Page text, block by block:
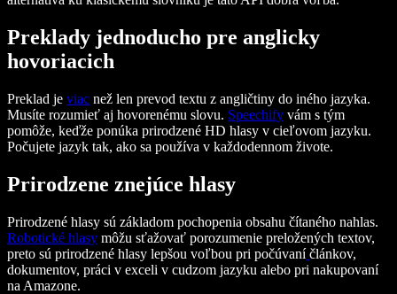
Preklady jednoducho pre anglicky
hovoriacich
Preklad je viac než len prevod textu z angličtiny do iného jazyka.
Musíte rozumieť aj hovorenému slovu. Speechify vám s tým
pomôže, keďže ponúka prirodzené HD hlasy v cieľovom jazyku.
Počujete jazyk tak, ako sa používa v každodennom živote.
Prirodzene znejúce hlasy
Prirodzené hlasy sú základom pochopenia obsahu čítaného nahlas.
Robotické hlasy môžu sťažovať porozumenie preložených textov,
preto sú prirodzené hlasy lepšou voľbou pri počúvaní článkov,
dokumentov, práci v exceli v cudzom jazyku alebo pri nakupovaní
na Amazone.